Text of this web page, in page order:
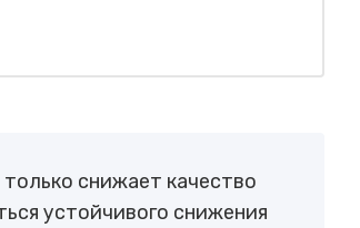
снижает качество
устойчивого снижения